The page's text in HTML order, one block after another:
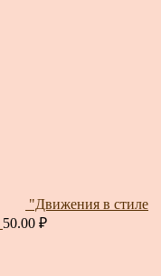
"Движения в стиле
50.00 ₽